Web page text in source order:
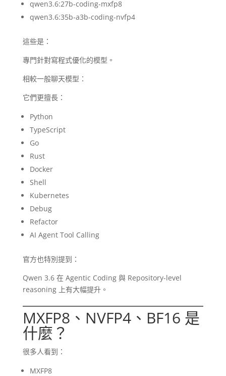
qwen3.6:27b-coding-mxfp8
qwen3.6:35b-a3b-coding-nvfp4
這些是：
專門針對寫程式優化的模型。
相較一般聊天模型：
它們更擅長：
Python
TypeScript
Go
Rust
Docker
Shell
Kubernetes
Debug
Refactor
AI Agent Tool Calling
官方也特別提到：
Qwen 3.6 在 Agentic Coding 與 Repository-level
reasoning 上有大幅提升。
MXFP8、NVFP4、BF16 是
什麼？
很多人看到：
MXFP8